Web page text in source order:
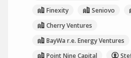
Finexity
Seniovo
Cherry Ventures
BayWa r.e. Energy Ventures
Point Nine Capital